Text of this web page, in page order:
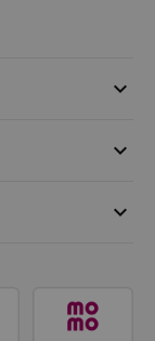
keyboard_arrow_down
keyboard_arrow_down
keyboard_arrow_down